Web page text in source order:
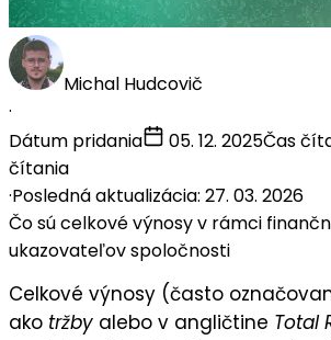
Michal Hudcovič
·
Dátum pridania
05. 12. 2025Čas
čítania
·Posledná aktualizácia: 27. 03. 2026
Čo sú celkové výnosy v rámci
ukazovateľov spoločnosti
Celkové výnosy (často
ako tržby alebo v angličtine Total